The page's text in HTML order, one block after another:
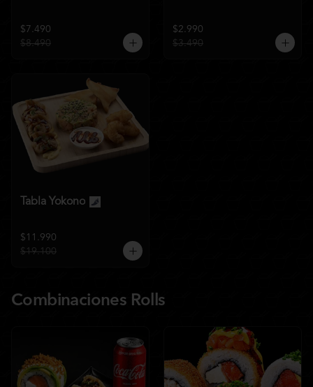
$7.490
$8.490
$2.990
$3.490
Tabla Yokono
$11.990
$19.100
Combinaciones Rolls